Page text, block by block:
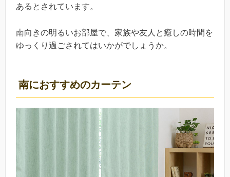
あるとされています。
南向きの明るいお部屋で、家族や友人と癒しの時間を
ゆっくり過ごされてはいかがでしょうか。
南におすすめのカーテン